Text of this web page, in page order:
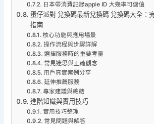
日本帶消費記錄apple ID 大幾率可儲值
蛋仔派對 兌換碼最新兌換碼 兌換碼大全：
指南
核心功能與應用場景
操作流程與步驟詳解
選擇服務時的重要考量
常見迷思與正確觀念
用戶真實案例分享
延伸推薦服務
專家建議與總結
進階知識與實用技巧
實用技巧整理
常見問題與解答